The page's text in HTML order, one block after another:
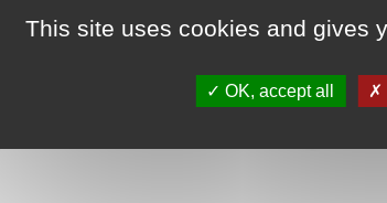
adhérents
This site uses cookies and gives
OK, accept all